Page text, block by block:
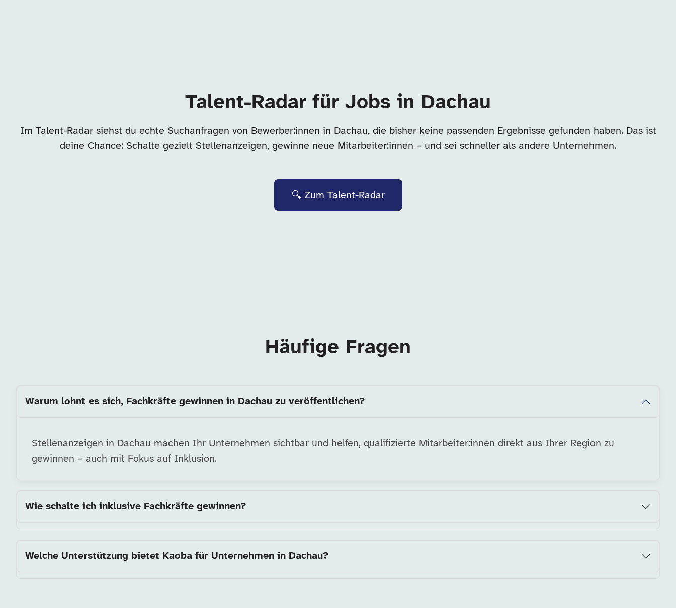
Talent-Radar für Jobs in Dachau
Im Talent-Radar siehst du echte Suchanfragen von Bewerber:innen in Dachau, die bisher keine passenden Ergebnisse gefunden haben. Das ist
deine Chance: Schalte gezielt Stellenanzeigen, gewinne neue Mitarbeiter:innen – und sei schneller als andere Unternehmen.
🔍 Zum Talent-Radar
Häufige Fragen
Warum lohnt es sich, Fachkräfte gewinnen in Dachau zu veröffentlichen?
Stellenanzeigen in Dachau machen Ihr Unternehmen sichtbar und helfen, qualifizierte Mitarbeiter:innen direkt aus Ihrer Region zu
gewinnen – auch mit Fokus auf Inklusion.
Wie schalte ich inklusive Fachkräfte gewinnen?
Welche Unterstützung bietet Kaoba für Unternehmen in Dachau?